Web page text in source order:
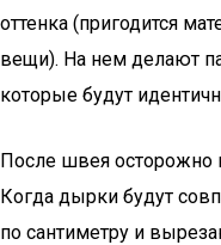
оттенка (пригодится
вещи). На нем делают
которые будут
После швея осторожно
Когда дырки будут
по сантиметру и